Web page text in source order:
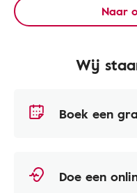
Naar
Wij
Boek een
Doe een